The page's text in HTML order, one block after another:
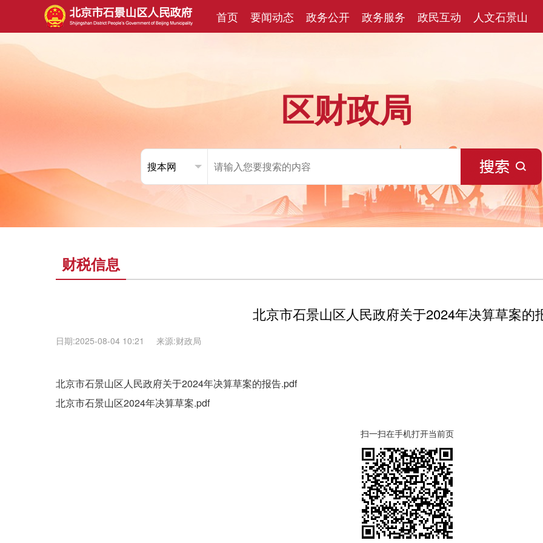
首页 要闻动态 政务公开 政务服务 政民互动 人文石景山
区财政局
财税信息
北京市石景山区人民政府关于2024年决算草案的
日期:2025-08-04 10:21 来源:财政局
北京市石景山区人民政府关于2024年决算草案的报告.pdf
北京市石景山区2024年决算草案.pdf
扫一扫在手机打开当前页